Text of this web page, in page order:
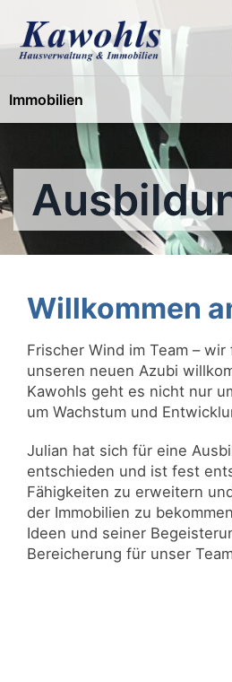
content
Immobilien
Willkommen
Frischer Wind im Team –
unseren neuen Azubi
Kawohls geht es nicht nur
um Wachstum und
Julian hat sich für eine
entschieden und ist fest
Fähigkeiten zu erweitern
der Immobilien zu
Ideen und seiner
Bereicherung für unser